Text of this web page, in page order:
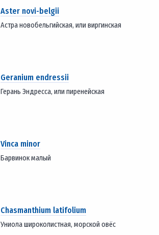
Aster novi-belgii
Астра новобельгийская, или виргинская
Geranium endressii
Герань Эндресса, или пиренейская
Vinca minor
Барвинок малый
Chasmanthium latifolium
Униола широколистная, морской овёс